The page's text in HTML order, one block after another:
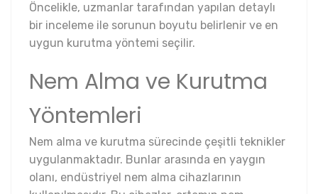
Öncelikle, uzmanlar tarafından yapılan detaylı
bir inceleme ile sorunun boyutu belirlenir ve en
uygun kurutma yöntemi seçilir.
Nem Alma ve Kurutma
Yöntemleri
Nem alma ve kurutma sürecinde çeşitli teknikler
uygulanmaktadır. Bunlar arasında en yaygın
olanı, endüstriyel nem alma cihazlarının